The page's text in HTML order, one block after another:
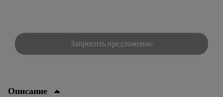
Запросить предложение
Описание